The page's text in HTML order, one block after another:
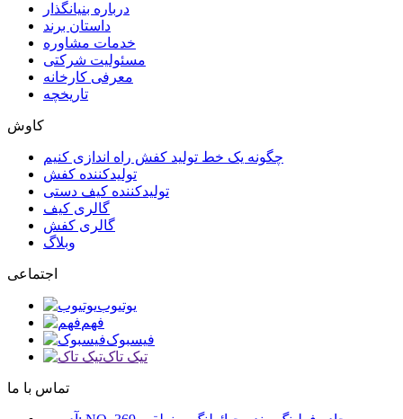
درباره بنیانگذار
داستان برند
خدمات مشاوره
مسئولیت شرکتی
معرفی کارخانه
تاریخچه
کاوش
چگونه یک خط تولید کفش راه اندازی کنیم
تولیدکننده کفش
تولیدکننده کیف دستی
گالری کیف
گالری کفش
وبلاگ
اجتماعی
یوتیوب
فهم
فیسبوک
تیک تاک
تماس با ما